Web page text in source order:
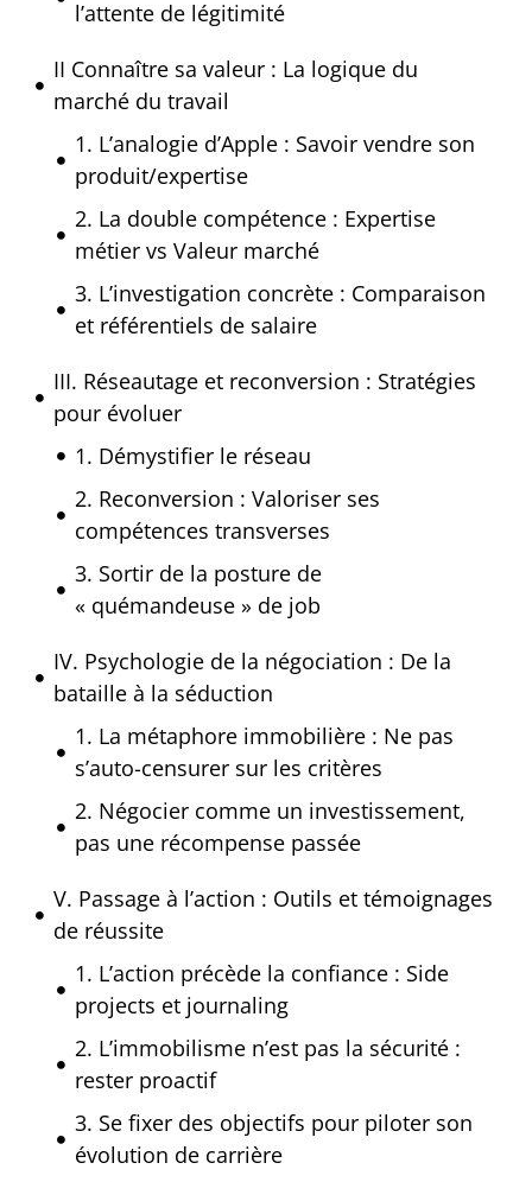
l’attente de légitimité
II Connaître sa valeur : La logique du
marché du travail
1. L’analogie d’Apple : Savoir vendre son
produit/expertise
2. La double compétence : Expertise
métier vs Valeur marché
3. L’investigation concrète : Comparaison
et référentiels de salaire
III. Réseautage et reconversion : Stratégies
pour évoluer
1. Démystifier le réseau
2. Reconversion : Valoriser ses
compétences transverses
3. Sortir de la posture de
« quémandeuse » de job
IV. Psychologie de la négociation : De la
bataille à la séduction
1. La métaphore immobilière : Ne pas
s’auto-censurer sur les critères
2. Négocier comme un investissement,
pas une récompense passée
V. Passage à l’action : Outils et témoignages
de réussite
1. L’action précède la confiance : Side
projects et journaling
2. L’immobilisme n’est pas la sécurité :
rester proactif
3. Se fixer des objectifs pour piloter son
évolution de carrière